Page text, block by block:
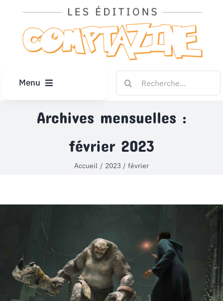
contenu
Menu
ACCUEIL
PANIER
Archives mensuelles :
février 2023
Accueil 2023 février